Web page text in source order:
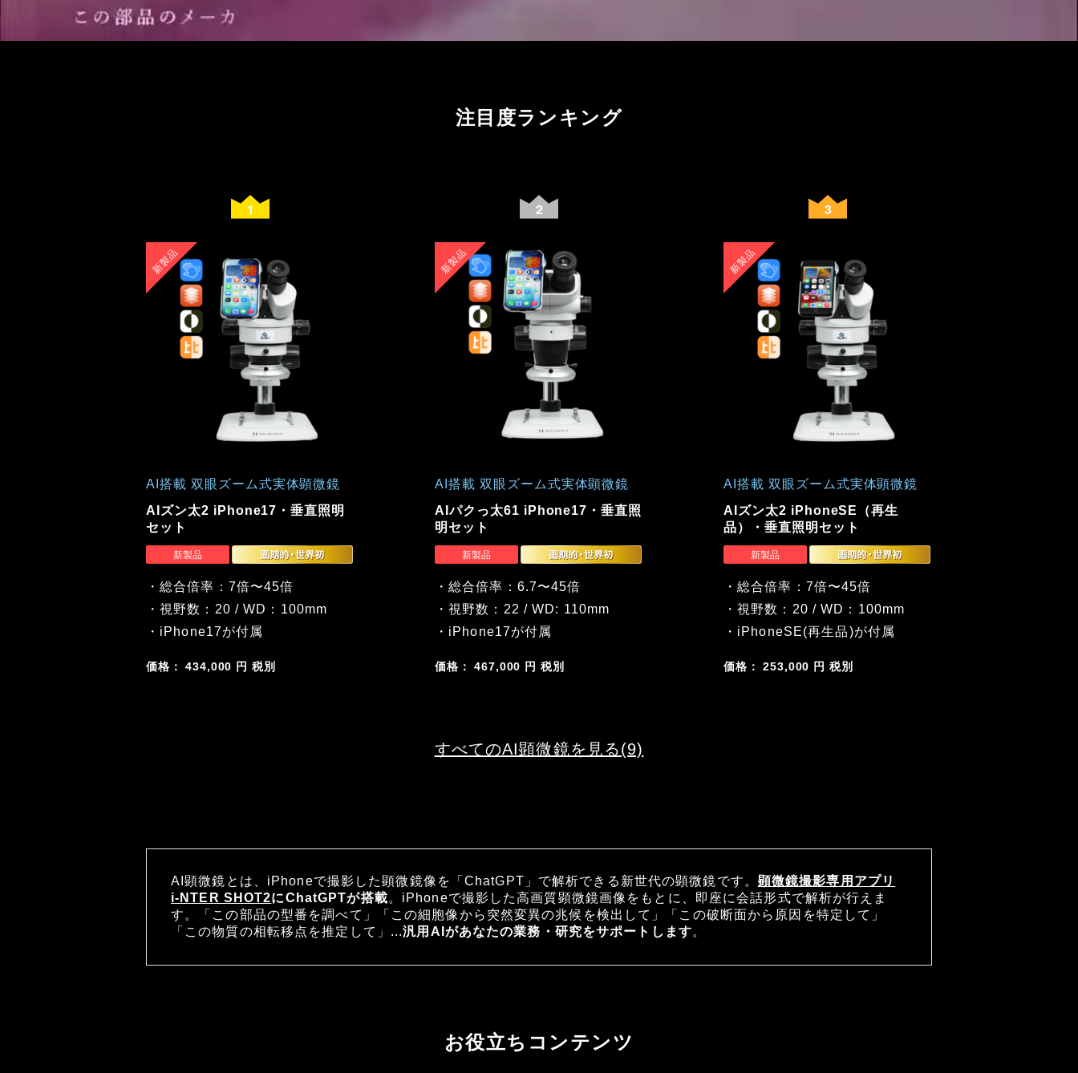
注目度ランキング
AI搭載 双眼ズーム式実体顕微鏡
AIズン太2 iPhone17・垂直照明
セット
・総合倍率：7倍〜45倍
・視野数：20 / WD：100mm
・iPhone17が付属
価格： 434,000 円 税別
AI搭載 双眼ズーム式実体顕微鏡
AIパクっ太61 iPhone17・垂直照
明セット
・総合倍率：6.7〜45倍
・視野数：22 / WD: 110mm
・iPhone17が付属
価格： 467,000 円 税別
AI搭載 双眼ズーム式実体顕微鏡
AIズン太2 iPhoneSE（再生
品）・垂直照明セット
・総合倍率：7倍〜45倍
・視野数：20 / WD：100mm
・iPhoneSE(再生品)が付属
価格： 253,000 円 税別
すべてのAI顕微鏡を見る(9)
AI顕微鏡とは、iPhoneで撮影した顕微鏡像を「ChatGPT」で解析できる新世代の顕微鏡です。 顕微鏡撮影専用アプリ
i-NTER SHOT2にChatGPTが搭載。iPhoneで撮影した高画質顕微鏡画像をもとに、即座に会話形式で解析が行えま
す。「この部品の型番を調べて」「この細胞像から突然変異の兆候を検出して」「この破断面から原因を特定して」
「この物質の相転移点を推定して」...汎用AIがあなたの業務・研究をサポートします。
お役立ちコンテンツ